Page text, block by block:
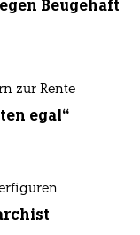
Beugehaft
zur Rente
egal“